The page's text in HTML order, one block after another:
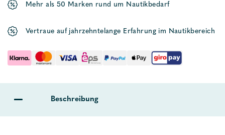
Mehr als 50 Marken rund um Nautikbedarf
Vertraue auf jahrzehntelange Erfahrung im Nautikbereich
Beschreibung